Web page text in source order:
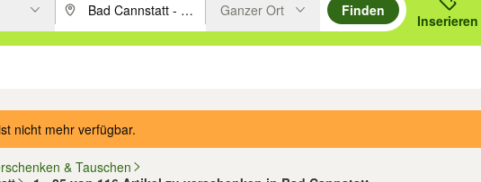
oder Vorschläge mit den Pfeiltasten nach oben/unten durchsuchen und mit
PLZ oder Ort eingeben. Eingabetaste drücken um zu suchen, oder
Ganzer Ort
Finden
Inserieren
nicht mehr verfügbar.
& Tauschen